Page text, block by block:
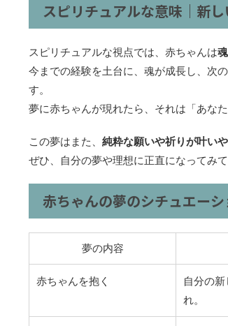
スピリチュアルな意味｜新
スピリチュアルな視点では、赤ちゃんは
今までの経験を土台に、魂が成長し、次
す。
夢に赤ちゃんが現れたら、それは「あな
この夢はまた、 純粋な願いや祈りが叶い
ぜひ、自分の夢や理想に正直になってみて
赤ちゃんの夢のシチュエー
夢の内容
赤ちゃんを抱く
自分の
れ。